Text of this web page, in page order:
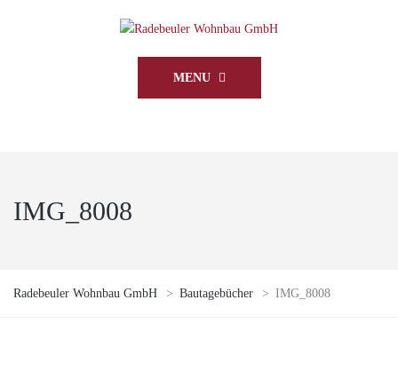
MENU
IMG_8008
Radebeuler Wohnbau GmbH > Bautagebücher > IMG_8008